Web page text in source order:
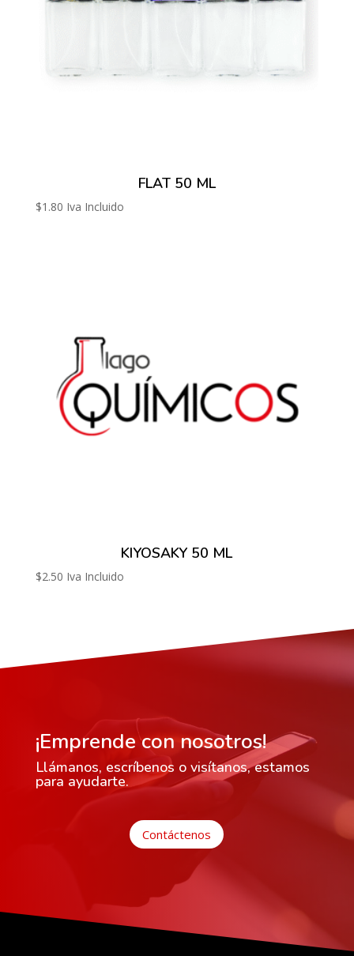
FLAT 50 ML
$1.80 Iva Incluido
KIYOSAKY 50 ML
$2.50 Iva Incluido
¡Emprende con nosotros!
Llámanos, escríbenos o visítanos, estamos
para ayudarte.
Contáctenos